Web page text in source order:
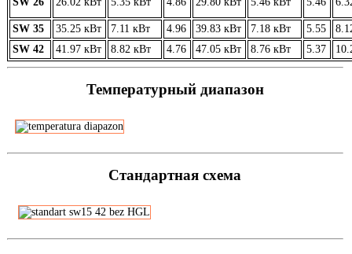
SW 35 35.25 кВт 7.11 кВт 4.96 39.83 кВт 7.18 кВт 5.55
SW 42
41.97 кВт 8.82 кВт 4.76 47.05 кВт 8.76 кВт 5.37
Температурный диапазон
Стандартная схема